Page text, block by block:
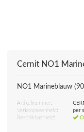
Cernit NO1
NO1 Marineblauw
Artikelnummer:
Verkoopseenheid:
per
Beschikbaarheid: